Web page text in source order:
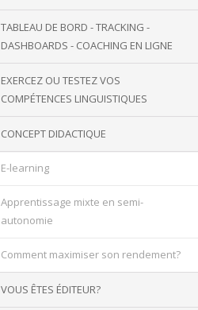
TABLEAU DE BORD - TRACKING -
DASHBOARDS - COACHING EN LIGNE
EXERCEZ OU TESTEZ VOS
COMPÉTENCES LINGUISTIQUES
CONCEPT DIDACTIQUE
E-learning
Apprentissage mixte en semi-
autonomie
Comment maximiser son rendement?
VOUS ÊTES ÉDITEUR?